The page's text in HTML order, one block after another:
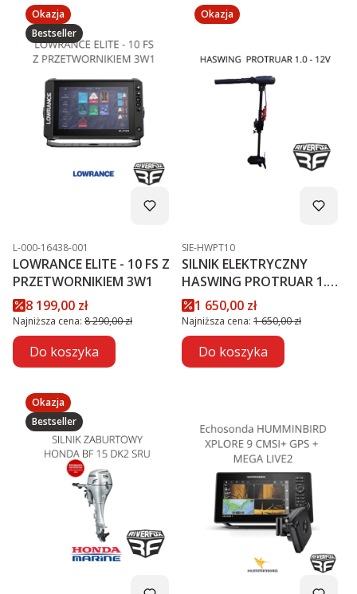
Okazja
Bestseller
Kod produktu
L-000-16438-001
LOWRANCE ELITE - 10 FS Z
PRZETWORNIKIEM 3W1
Cena promocyjna
8 199,00 zł
Najniższa cena: 8 290,00 zł
Do koszyka
Okazja
Kod produktu
SIE-HWPT10
SILNIK ELEKTRYCZNY
HASWING PROTRUAR 1.0 -
12VCena promocyjna
1 650,00 zł
Najniższa cena: 1 650,00 zł
Do koszyka
Okazja
Bestseller